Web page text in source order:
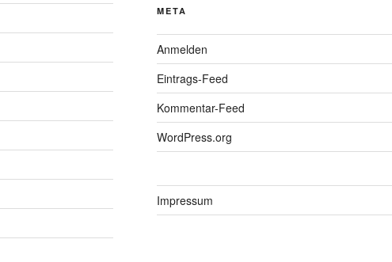
META
Anmelden
Eintrags-Feed
Kommentar-Feed
WordPress.org
Impressum